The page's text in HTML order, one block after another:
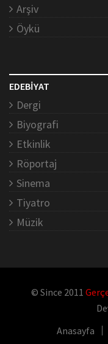
Arşiv
Öykü
EDEBİYAT
Dergi
Biyografi
Etkinlik
Röportaj
Sinema
Tiyatro
Müzik
© Since 2011
Anasayfa